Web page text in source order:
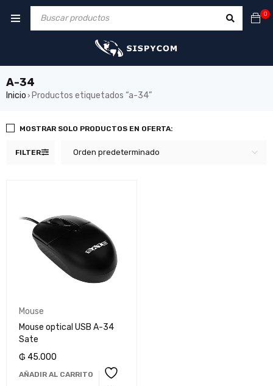
0
A-34
Inicio › Productos etiquetados “a-34”
FILTER Orden predeterminado
MOSTRAR SOLO PRODUCTOS EN OFERTA:
Mouse
Mouse optical USB A-34
Sate
₲ 45.000
AÑADIR AL CARRITO